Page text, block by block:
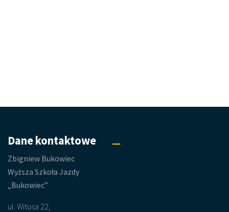
Dane kontaktowe
Zbigniew Bukowiec
Wyższa Szkoła Jazdy
„Bukowiec”
ul. Witosa 22,